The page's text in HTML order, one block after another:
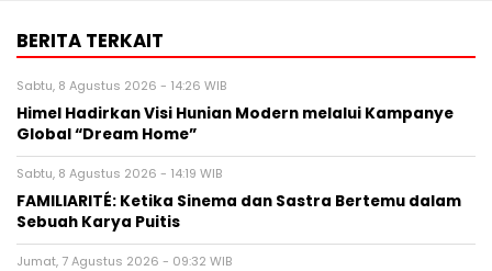
BERITA TERKAIT
Sabtu, 8 Agustus 2026 - 14:26 WIB
Himel Hadirkan Visi Hunian Modern melalui Kampanye
Global “Dream Home”
Sabtu, 8 Agustus 2026 - 14:19 WIB
FAMILIARITÉ: Ketika Sinema dan Sastra Bertemu dalam
Sebuah Karya Puitis
Jumat, 7 Agustus 2026 - 09:32 WIB